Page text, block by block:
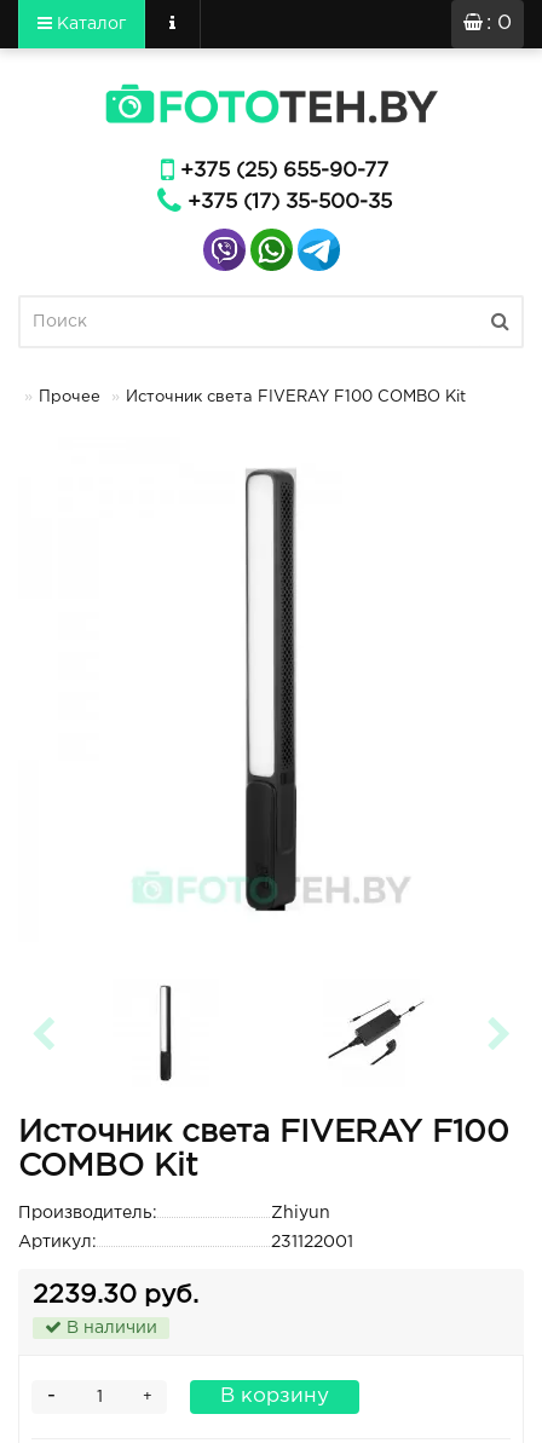
: 0
Каталог
+375 (25) 655-90-77
+375 (17) 35-500-35
Прочее Источник света FIVERAY F100 COMBO Kit
Источник света FIVERAY F100
COMBO Kit
Производитель:
Zhiyun
Артикул:
231122001
2239.30 руб.
В наличии
+
- В корзину